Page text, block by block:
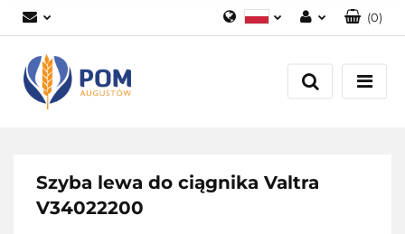
Zaloguj się
Załóż konto
(0)
Szyba lewa do ciągnika Valtra
V34022200